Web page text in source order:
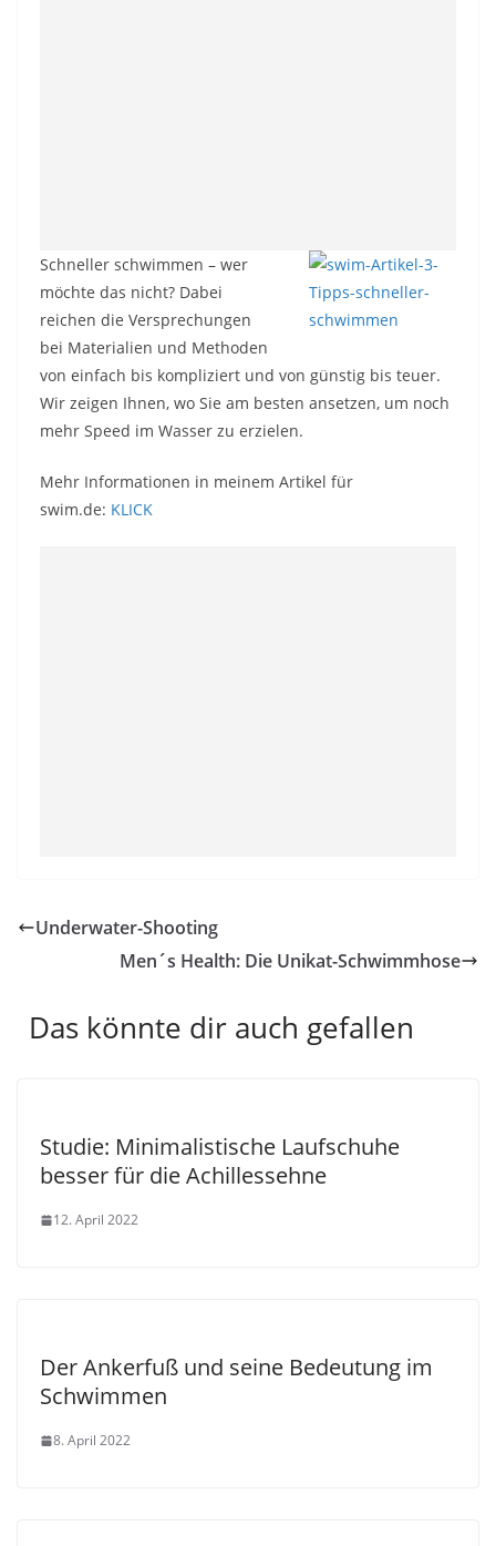
Schneller schwimmen – wer
möchte das nicht? Dabei
reichen die Versprechungen
bei Materialien und Methoden
von einfach bis kompliziert und von günstig bis teuer.
Wir zeigen Ihnen, wo Sie am besten ansetzen, um noch
mehr Speed im Wasser zu erzielen.
Mehr Informationen in meinem Artikel für
swim.de: KLICK
Underwater-Shooting
Men´s Health: Die Unikat-Schwimmhose
Das könnte dir auch gefallen
Studie: Minimalistische Laufschuhe
besser für die Achillessehne
12. April 2022
Der Ankerfuß und seine Bedeutung im
Schwimmen
8. April 2022